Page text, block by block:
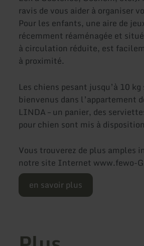
ravis de vous aider à organiser
Pour les enfants, une aire de
récemment réaménagée et
à circulation réduite, est
à proximité.
Les chiens pesant jusqu’à 10
bienvenus dans l’appartement
LINDA – un panier, des
pour chien sont mis à
Vous trouverez de plus amples
notre site Internet www.fewo-
en savoir plus